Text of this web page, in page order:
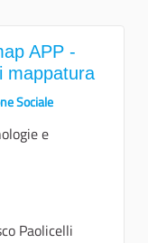
APP -
mappatura
Sociale
e
Paolicelli